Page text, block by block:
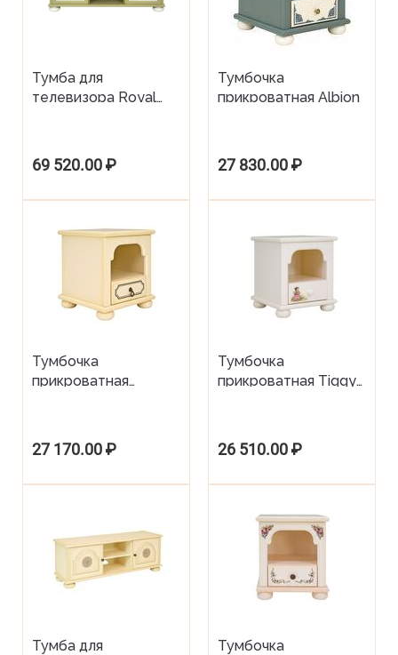
Тумба для
телевизора Royal
69 520.00₽
Тумбочка
прикроватная Albion
27 830.00₽
Тумбочка
прикроватная
27 170.00₽
Тумбочка
прикроватная Tiggy
26 510.00₽
Тумба для
Тумбочка